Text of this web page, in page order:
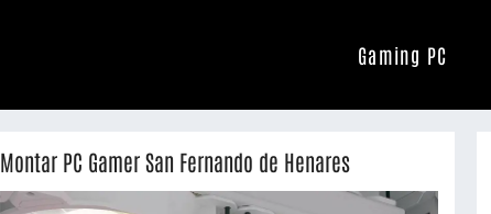
Gaming PC
Montar PC Gamer San Fernando de Henares